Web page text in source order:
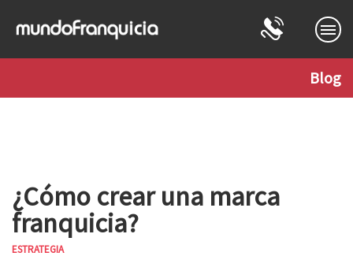
Blog
¿Cómo crear una marca
franquicia?
ESTRATEGIA